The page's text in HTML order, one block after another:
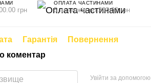
грн
ОПЛАТА ЧАСТИНАМИ
5 платежів по 200.00 грн
Гарантія
Повернення
коментар
Увійти за допомогою